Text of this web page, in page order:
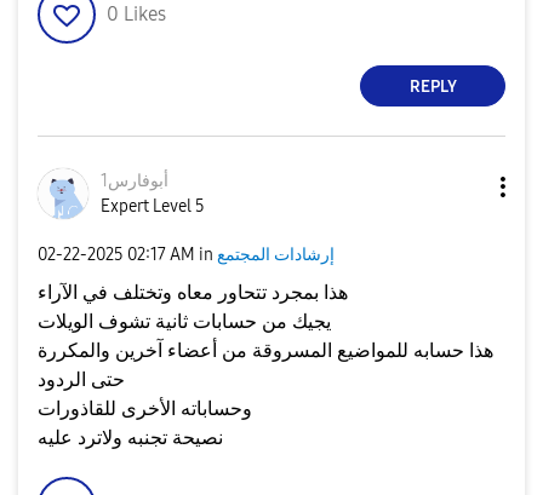
0 Likes
REPLY
أبوفارس1
Expert Level 5
‎02-22-2025 02:17 AM in إرشادات المجتمع
هذا بمجرد تتحاور معاه وتختلف في الآراء
يجيك من حسابات ثانية تشوف الويلات
هذا حسابه للمواضيع المسروقة من أعضاء آخرين والمكررة
حتى الردود
وحساباته الأخرى للقاذورات
نصيحة تجنبه ولاترد عليه